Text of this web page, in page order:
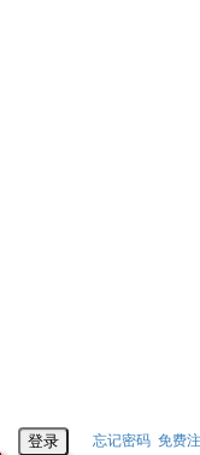
忘记密码 免费